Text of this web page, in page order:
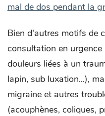
mal de dos pendant la
Bien d'autres motifs de
consultation en urgence
douleurs liées à un
lapin, sub luxation...),
migraine et autres
(acouphènes, coliques,